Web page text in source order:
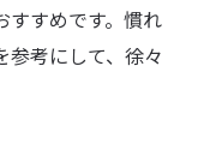
すすめです。慣れ
参考にして、徐々